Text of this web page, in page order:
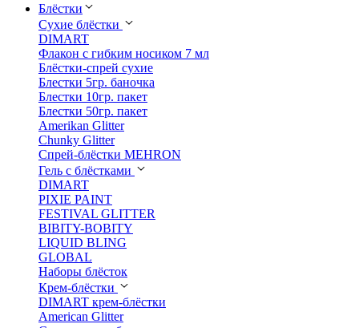
Блёстки
Сухие блёстки
DIMART
Флакон с гибким носиком 7 мл
Блёстки-спрей сухие
Блестки 5гр. баночка
Блестки 10гр. пакет
Блестки 50гр. пакет
Amerikan Glitter
Chunky Glitter
Спрей-блёстки MEHRON
Гель с блёстками
DIMART
PIXIE PAINT
FESTIVAL GLITTER
BIBITY-BOBITY
LIQUID BLING
GLOBAL
Наборы блёсток
Крем-блёстки
DIMART крем-блёстки
American Glitter